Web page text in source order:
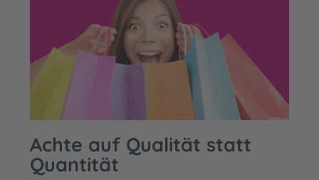
Achte auf Qualität statt
Quantität